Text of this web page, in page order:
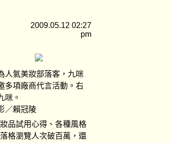
2009.05.12 02:27
pm
人氣美妝部落客，九咪
多項廠商代言活動。右
咪。
／賴冠陵
品試用心得、各種風格
格瀏覽人次破百萬，還